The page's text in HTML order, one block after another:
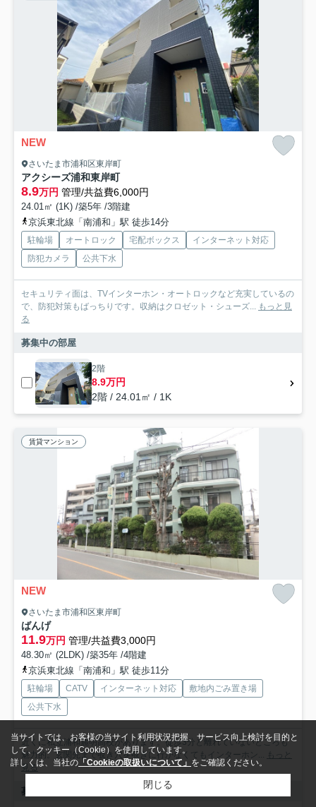
NEW
さいたま市浦和区東岸町
アクシーズ浦和東岸町
8.9万円 管理/共益費6,000円
24.01㎡ (1K) /築5年 /3階建
京浜東北線「南浦和」駅 徒歩14分
駐輪場 オートロック 宅配ボックス
インターネット対応
防犯カメラ
公共下水
セキュリティ面は、TVインターホン・オートロックなど充実しているの
で、防犯対策もばっちりです。収納はクロゼット・シューズ...
もっと見
る
募集中の部屋
2階
8.9万円
2階 / 24.01㎡ / 1K
賃貸マンション
NEW
さいたま市浦和区東岸町
ばんげ
11.9万円 管理/共益費3,000円
48.30㎡ (2LDK) /築35年 /4階建
京浜東北線「南浦和」駅 徒歩11分
駐輪場 CATV インターネット対応
敷地内ごみ置き場
公共下水
近くに私立浦和麗明高校があります。徒歩3分と離れていないところも
魅力的。玄関先まで覗き穴を覗きに行かなくてもインターホン...
もっと
見る
募集中の部屋
当サイトでは、お客様の当サイト利用状況把握、サービス向上検討を目的と
して、クッキー（Cookie）を使用しています。
詳しくは、当社の 「Cookieの取扱いについて」 をご確認ください。
閉じる